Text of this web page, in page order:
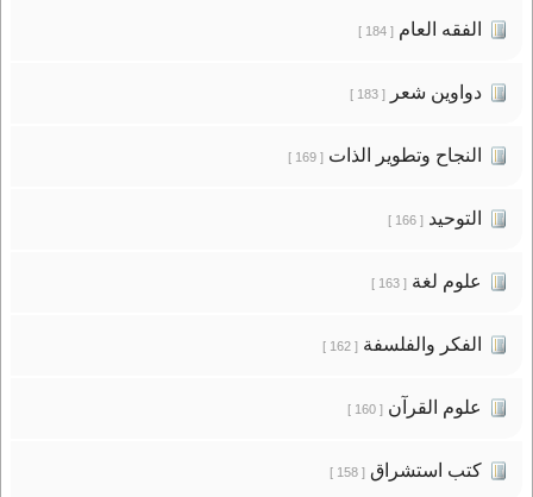
الفقه العام[ 184 ]
دواوين شعر[ 183 ]
النجاح وتطوير الذات[ 169 ]
التوحيد[ 166 ]
علوم لغة[ 163 ]
الفكر والفلسفة[ 162 ]
علوم القرآن[ 160 ]
كتب استشراق[ 158 ]